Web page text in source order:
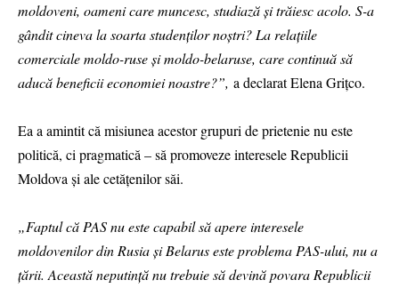
moldoveni, oameni care muncesc, studiază și trăiesc acolo. S-a
gândit cineva la soarta studenților noștri? La relațiile
comerciale moldo-ruse și moldo-belaruse, care continuă să
aducă beneficii economiei noastre?”, a declarat Elena Grițco.
Ea a amintit că misiunea acestor grupuri de prietenie nu este
politică, ci pragmatică – să promoveze interesele Republicii
Moldova și ale cetățenilor săi.
„Faptul că PAS nu este capabil să apere interesele
moldovenilor din Rusia și Belarus este problema PAS-ului, nu a
țării. Această neputință nu trebuie să devină povara Republicii